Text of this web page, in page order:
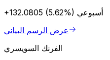
+132.0805 (5.62%) أسبوعي
عرض الرسم البياني
الفرنك السويسري